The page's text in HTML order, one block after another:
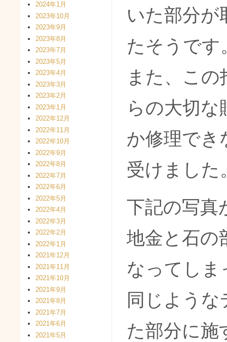
いた部分が
たそうです
また、こ
らの大切
か修理でき
受けました
下記の写真
地金と石の
なってしま
同じよう
た部分に施
2024年1月
2023年10月
2023年9月
2023年8月
2023年7月
2023年5月
2023年4月
2023年3月
2023年2月
2023年1月
2022年12月
2022年11月
2022年10月
2022年9月
2022年8月
2022年7月
2022年6月
2022年5月
2022年4月
2022年3月
2022年2月
2022年1月
2021年12月
2021年11月
2021年10月
2021年9月
2021年8月
2021年7月
2021年6月
2021年5月